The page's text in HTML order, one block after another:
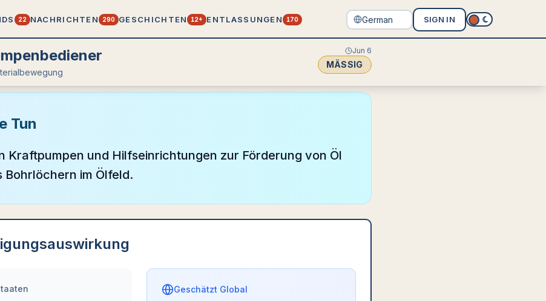
22 NACHRICHTEN 290 GESCHICHTEN 12+ ENTLASSUNGEN 170 SIGN IN
Jun 6
MÄSSIG
Tun
Kraftpumpen und Hilfseinrichtungen zur Förderung von Öl
Bohrlöchern im Ölfeld.
Geschätzt Global